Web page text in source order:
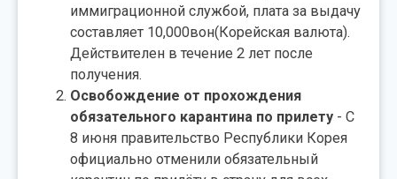
иммиграционной службой, плата за выдачу
составляет 10,000вон(Корейская валюта).
Действителен в течение 2 лет после
получения.
Освобождение от прохождения
обязательного карантина по прилету - С
8 июня правительство Республики Корея
официально отменили обязательный